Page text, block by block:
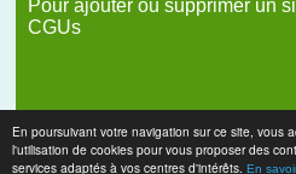
En poursuivant votre navigation sur ce site, vous
l'utilisation de cookies pour vous proposer des
services adaptés à vos centres d'intérêts. En
Pour ajouter ou supprimer un
CGUs